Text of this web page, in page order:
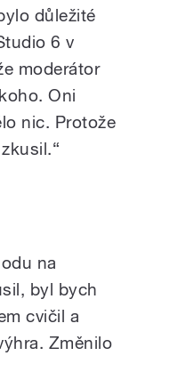
důležité
6 v
moderátor
Oni
nic. Protože
na
byl bych
cvičil a
Změnilo